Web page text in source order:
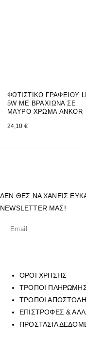
ΦΩΤΙΣΤΙΚΟ ΓΡΑΦΕΙΟΥ
5W ΜΕ ΒΡΑΧΙΩΝΑ ΣΕ
ΜΑΥΡΟ ΧΡΩΜΑ ANKOR
24,10 €
ΔΕΝ ΘΕΣ ΝΑ ΧΑΝΕΙΣ
NEWSLETTER ΜΑΣ!
ΟΡΟΙ ΧΡΗΣΗΣ
ΤΡΟΠΟΙ
ΤΡΟΠΟΙ
ΕΠΙΣΤΡΟΦΕΣ &
ΠΡΟΣΤΑΣΙΑ